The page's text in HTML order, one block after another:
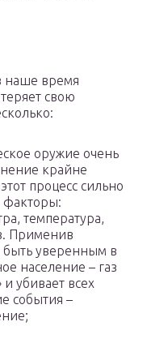
наше время
свою
оружие очень
крайне
процесс сильно
факторы:
температура,
Применив
быть уверенным в
население – газ
убивает всех
события –